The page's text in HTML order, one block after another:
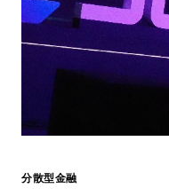
分散型金融